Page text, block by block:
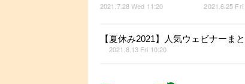
2021.7.28 Wed 11:20 2021.6.25 Fri
【夏休み2021】人気ウェビナーま
2021.8.13 Fri 10:20